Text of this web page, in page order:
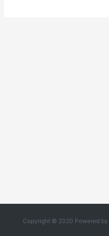
Copyright © 2020 Powered by